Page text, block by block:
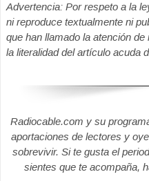
Advertencia: Por respeto a la
ni reproduce textualmente ni
que han llamado la atención
la literalidad del artículo acuda
Radiocable.com y su
aportaciones de lectores y
sobrevivir. Si te gusta el
sientes que te acompaña,